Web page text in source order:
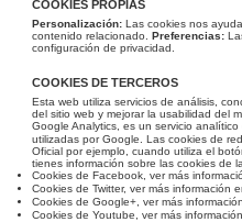
COOKIES PROPIAS
Personalización: Las cookies nos
contenido relacionado. Preferencias:
configuración de privacidad.
COOKIES DE TERCEROS
Esta web utiliza servicios de análisis,
del sitio web y mejorar la usabilidad del
Google Analytics, es un servicio
utilizadas por Google. Las cookies de
Oficial por ejemplo, cuando utiliza el
tienes información sobre las cookies de
Cookies de Facebook, ver más
Cookies de Twitter, ver más información
Cookies de Google+, ver más
Cookies de Youtube, ver más